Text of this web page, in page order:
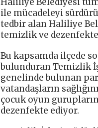
ile mücadeleyi
tedbir alan Haliliye
temizlik ve dezenfekte
Bu kapsamda ilçede
bulunduran Temizlik
genelinde bulunan
vatandaşların
çocuk oyun
dezenfekte ediyor.